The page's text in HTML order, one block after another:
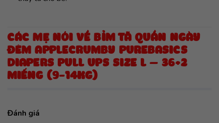
CÁC MẸ NÓI VỀ BỈM TÃ QUẦN NGÀY
ĐÊM APPLECRUMBY PUREBASICS
DIAPERS PULL UPS SIZE L – 36+2
MIẾNG (9-14KG)
Đánh giá